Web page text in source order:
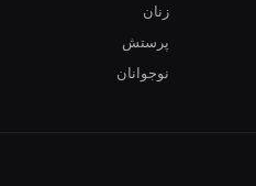
زنان
پرستش
نوجوانان